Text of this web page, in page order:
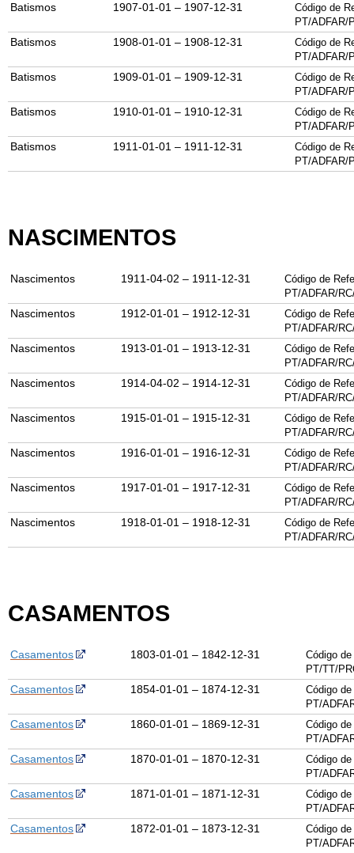
Batismos 1907-01-01 – 1907-12-31
Código de
PT/ADFAR/
Batismos 1908-01-01 – 1908-12-31
Código de
PT/ADFAR/
Batismos 1909-01-01 – 1909-12-31
Código de
PT/ADFAR/
Batismos 1910-01-01 – 1910-12-31
Código de
PT/ADFAR/
Batismos 1911-01-01 – 1911-12-31
Código de
PT/ADFAR/
NASCIMENTOS
Nascimentos 1911-04-02 – 1911-12-31
Código de
PT/ADFAR/RC
Nascimentos 1912-01-01 – 1912-12-31
Código de
PT/ADFAR/RC
Nascimentos 1913-01-01 – 1913-12-31
Código de
PT/ADFAR/RC
Nascimentos 1914-04-02 – 1914-12-31
Código de
PT/ADFAR/RC
Nascimentos 1915-01-01 – 1915-12-31
Código de
PT/ADFAR/RC
Nascimentos 1916-01-01 – 1916-12-31
Código de
PT/ADFAR/RC
Nascimentos 1917-01-01 – 1917-12-31
Código de
PT/ADFAR/RC
Nascimentos 1918-01-01 – 1918-12-31
Código de
PT/ADFAR/RC
CASAMENTOS
Casamentos 1803-01-01 – 1842-12-31
Código
PT/TT/
Casamentos 1854-01-01 – 1874-12-31
Código
PT/
Casamentos 1860-01-01 – 1869-12-31
Código
PT/
Casamentos 1870-01-01 – 1870-12-31
Código
PT/
Casamentos 1871-01-01 – 1871-12-31
Código
PT/
Casamentos 1872-01-01 – 1873-12-31
Código
PT/